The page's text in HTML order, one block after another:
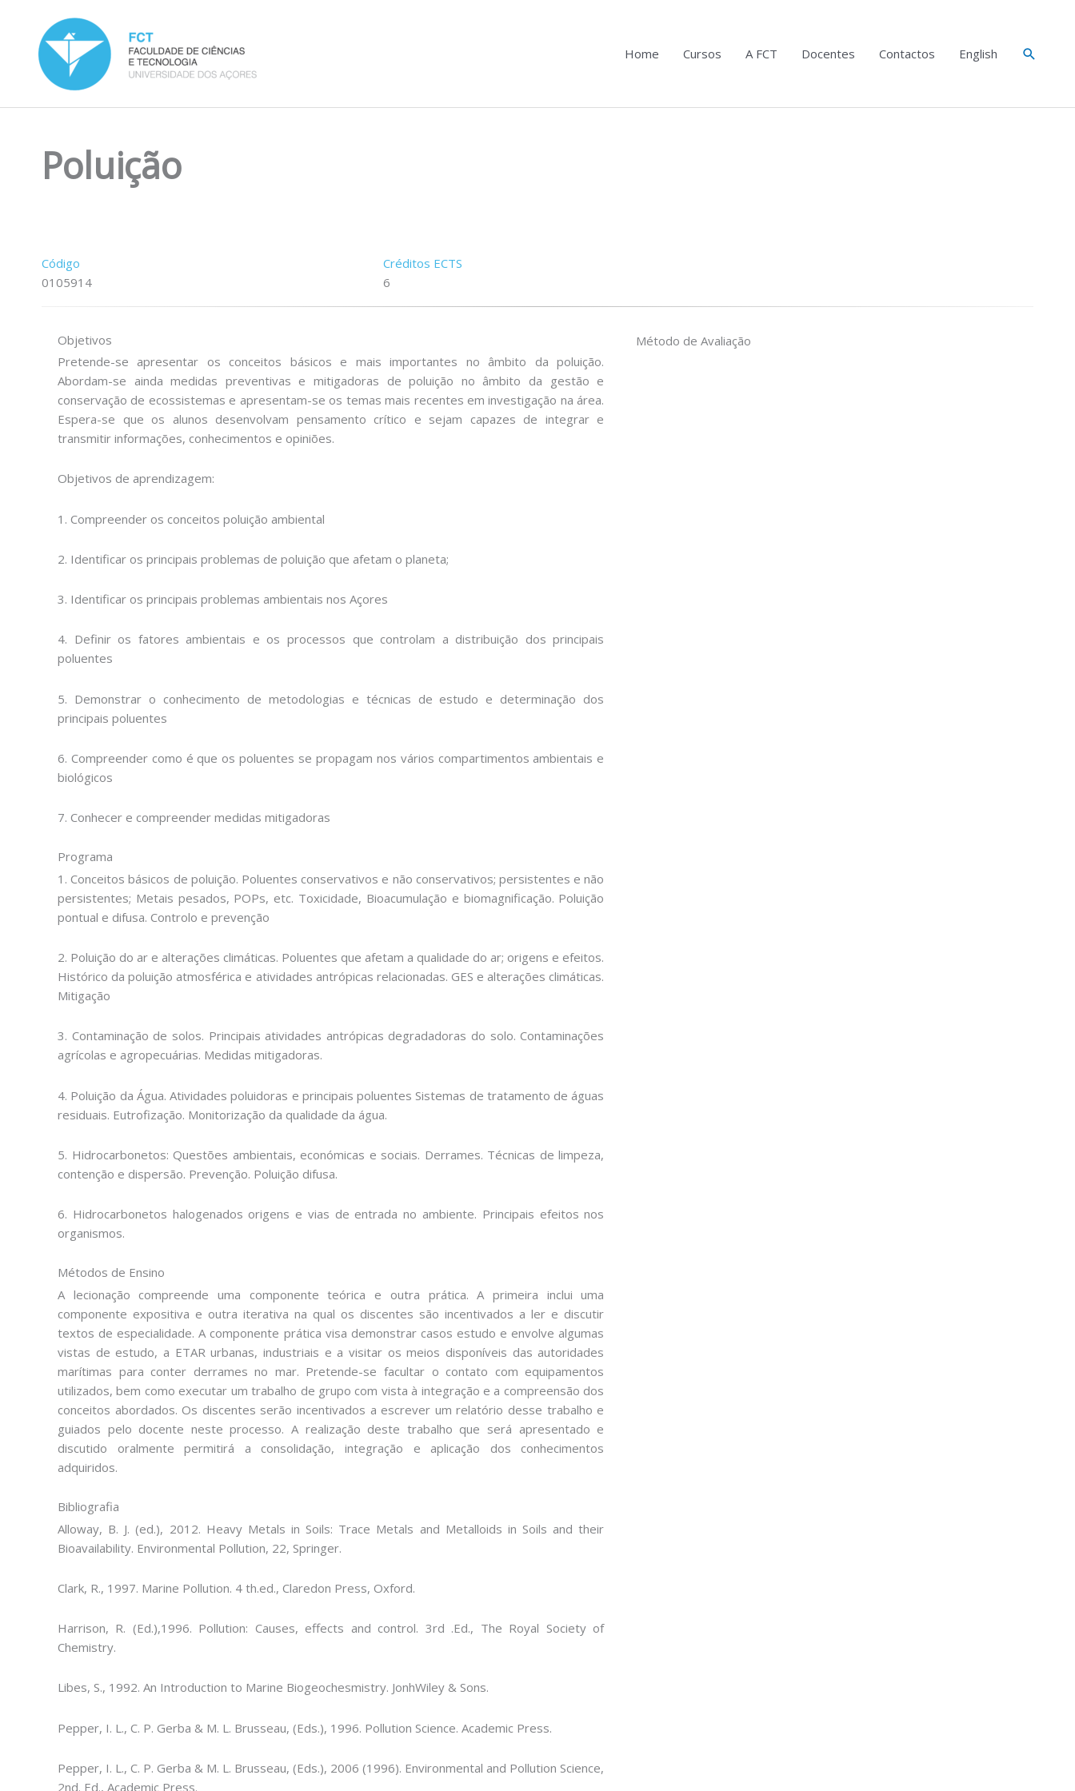
content
Home Cursos A FCT Docentes Contactos English Search
Poluição
Código
0105914
Créditos ECTS
6
Objetivos
Pretende-se apresentar os conceitos básicos e mais importantes no âmbito da poluição.
Abordam-se ainda medidas preventivas e mitigadoras de poluição no âmbito da gestão e
conservação de ecossistemas e apresentam-se os temas mais recentes em investigação na área.
Espera-se que os alunos desenvolvam pensamento crítico e sejam capazes de integrar e
transmitir informações, conhecimentos e opiniões.
Objetivos de aprendizagem:
1. Compreender os conceitos poluição ambiental
2. Identificar os principais problemas de poluição que afetam o planeta;
3. Identificar os principais problemas ambientais nos Açores
4. Definir os fatores ambientais e os processos que controlam a distribuição dos principais
poluentes
5. Demonstrar o conhecimento de metodologias e técnicas de estudo e determinação dos
principais poluentes
6. Compreender como é que os poluentes se propagam nos vários compartimentos ambientais e
biológicos
7. Conhecer e compreender medidas mitigadoras
Programa
1. Conceitos básicos de poluição. Poluentes conservativos e não conservativos; persistentes e não
persistentes; Metais pesados, POPs, etc. Toxicidade, Bioacumulação e biomagnificação. Poluição
pontual e difusa. Controlo e prevenção
2. Poluição do ar e alterações climáticas. Poluentes que afetam a qualidade do ar; origens e efeitos.
Histórico da poluição atmosférica e atividades antrópicas relacionadas. GES e alterações climáticas.
Mitigação
3. Contaminação de solos. Principais atividades antrópicas degradadoras do solo. Contaminações
agrícolas e agropecuárias. Medidas mitigadoras.
4. Poluição da Água. Atividades poluidoras e principais poluentes Sistemas de tratamento de águas
residuais. Eutrofização. Monitorização da qualidade da água.
5. Hidrocarbonetos: Questões ambientais, económicas e sociais. Derrames. Técnicas de limpeza,
contenção e dispersão. Prevenção. Poluição difusa.
6. Hidrocarbonetos halogenados origens e vias de entrada no ambiente. Principais efeitos nos
organismos.
Métodos de Ensino
A lecionação compreende uma componente teórica e outra prática. A primeira inclui uma
componente expositiva e outra iterativa na qual os discentes são incentivados a ler e discutir
textos de especialidade. A componente prática visa demonstrar casos estudo e envolve algumas
vistas de estudo, a ETAR urbanas, industriais e a visitar os meios disponíveis das autoridades
marítimas para conter derrames no mar. Pretende-se facultar o contato com equipamentos
utilizados, bem como executar um trabalho de grupo com vista à integração e a compreensão dos
conceitos abordados. Os discentes serão incentivados a escrever um relatório desse trabalho e
guiados pelo docente neste processo. A realização deste trabalho que será apresentado e
discutido oralmente permitirá a consolidação, integração e aplicação dos conhecimentos
adquiridos.
Bibliografia
Alloway, B. J. (ed.), 2012. Heavy Metals in Soils: Trace Metals and Metalloids in Soils and their
Bioavailability. Environmental Pollution, 22, Springer.
Clark, R., 1997. Marine Pollution. 4 th.ed., Claredon Press, Oxford.
Harrison, R. (Ed.),1996. Pollution: Causes, effects and control. 3rd .Ed., The Royal Society of
Chemistry.
Libes, S., 1992. An Introduction to Marine Biogeochesmistry. JonhWiley & Sons.
Pepper, I. L., C. P. Gerba & M. L. Brusseau, (Eds.), 1996. Pollution Science. Academic Press.
Pepper, I. L., C. P. Gerba & M. L. Brusseau, (Eds.), 2006 (1996). Environmental and Pollution Science,
2nd. Ed., Academic Press.
Método de Avaliação